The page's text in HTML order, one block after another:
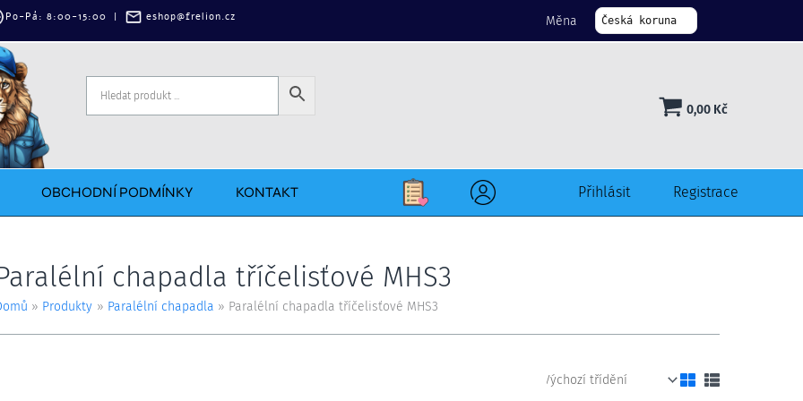
‌Po-Pá: 8:00-15:00 | eshop@frelion.cz Měna Česká koruna
0,00 Kč
OBCHODNÍ PODMÍNKY KONTAKT Přihlásit Registrace
chapadla tříčelisťové MHS3
Produkty Paralélní chapadla Paralélní chapadla tříčelisťové MHS3